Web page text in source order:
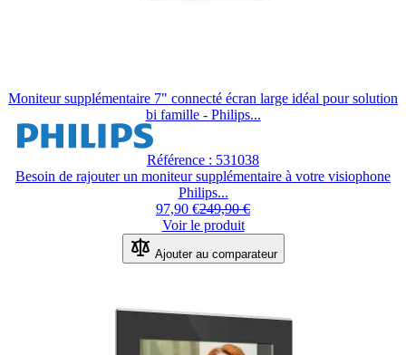
Moniteur supplémentaire 7" connecté écran large idéal pour solution
bi famille - Philips...
Référence : 531038
Besoin de rajouter un moniteur supplémentaire à votre visiophone
Philips...
97,90 €249,90 €
Voir le produit
Ajouter au comparateur